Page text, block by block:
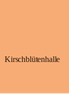
Kirschblütenhalle